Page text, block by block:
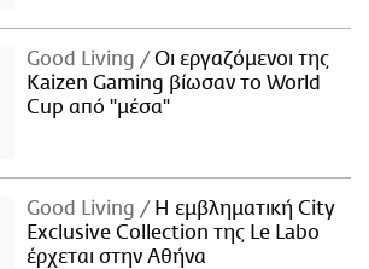
Good Living
Οι εργαζόμενοι της
Kaizen Gaming βίωσαν το World
Cup από "μέσα"
Good Living
Η εμβληματική City
Exclusive Collection της Le Labo
έρχεται στην Αθήνα